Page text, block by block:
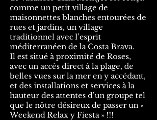
comme un petit village de
maisonnettes blanches entourées de
rues et jardins, un village
traditionnel avec l’esprit
méditerranéen de la Costa Brava.
Il est situé à proximité de Roses,
avec un accès direct à la plage, de
belles vues sur la mer en y accédant,
et des installations et services à la
hauteur des attentes d’un groupe tel
que le nôtre désireux de passer un «
Weekend Relax y Fiesta » !!!